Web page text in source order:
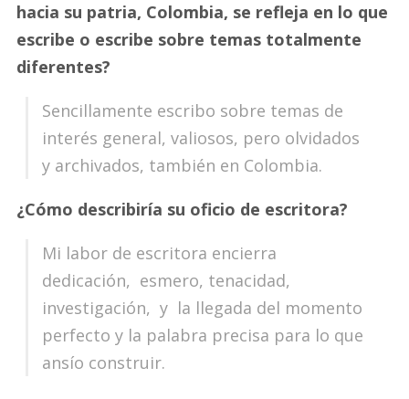
hacia su patria, Colombia, se refleja en lo que
escribe o escribe sobre temas totalmente
diferentes?
Sencillamente escribo sobre temas de
interés general, valiosos, pero olvidados
y archivados, también en Colombia.
¿Cómo describiría su oficio de escritora?
Mi labor de escritora encierra
dedicación, esmero, tenacidad,
investigación, y la llegada del momento
perfecto y la palabra precisa para lo que
ansío construir.